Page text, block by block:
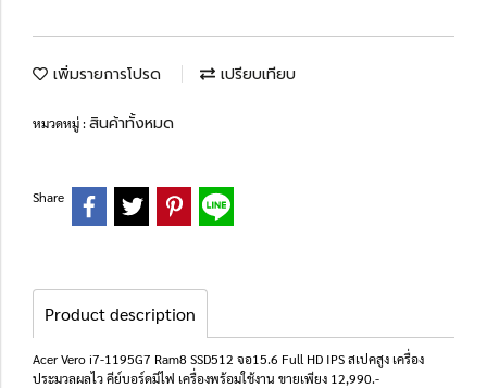
เพิ่มรายการโปรด เปรียบเทียบ
หมวดหมู่ :สินค้าทั้งหมด
Share
Product description
Acer Vero i7-1195G7 Ram8 SSD512 จอ15.6 Full HD IPS สเปคสูง เครื่อง
ประมวลผลไว คีย์บอร์ดมีไฟ เครื่องพร้อมใช้งาน ขายเพียง 12,990.-